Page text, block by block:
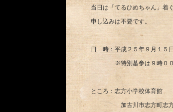
当日は「てるひめちゃん」着
申し込みは不要です。
日 時：平成２５年９月１５
※特別墓参は９時００
ところ：志方小学校体育館
加古川市志方町志方